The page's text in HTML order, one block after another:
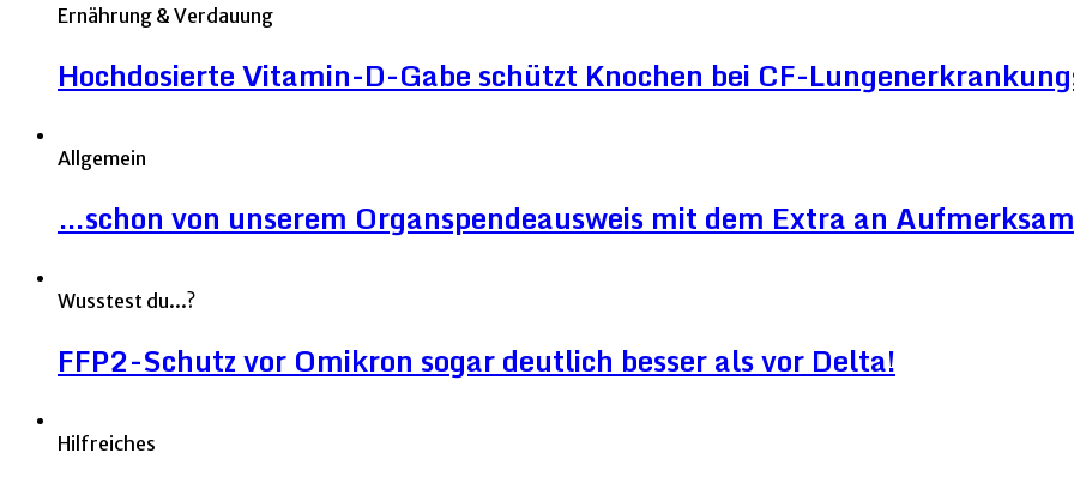
Ernährung & Verdauung
Hochdosierte Vitamin-D-Gabe schützt Knochen bei CF-
Allgemein
…schon von unserem Organspendeausweis mit dem Extra an
Wusstest du...?
FFP2-Schutz vor Omikron sogar deutlich besser als vor Delta!
Hilfreiches